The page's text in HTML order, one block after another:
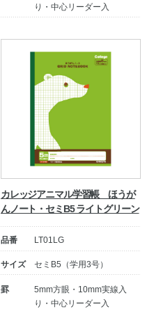
り・中心リーダー入
カレッジアニマル学習帳 ほうが
んノート・セミB5 ライトグリーン
品番 LT01LG
サイズ セミB5（学用3号）
罫
5mm方眼・10mm実線入
り・中心リーダー入